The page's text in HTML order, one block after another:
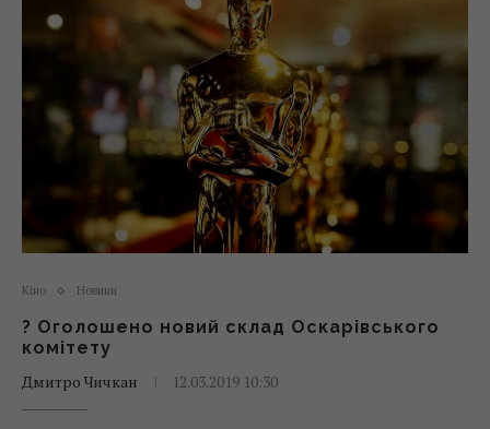
Кіно Новини
? Оголошено новий склад Оскарівського
комітету
Дмитро Чичкан
12.03.2019 10:30